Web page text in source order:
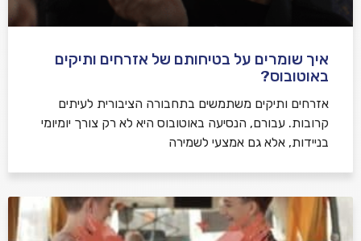
איך שומרים על בטיחותם של אזרחים ותיקים
באוטובוס?
אזרחים ותיקים משתמשים בתחבורה הציבורית לעיתים
קרובות. עבורם, הנסיעה באוטובוס היא לא רק צורך יומיומי
בניידות, אלא גם אמצעי לשמירה